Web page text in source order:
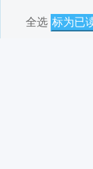
全选 标为已